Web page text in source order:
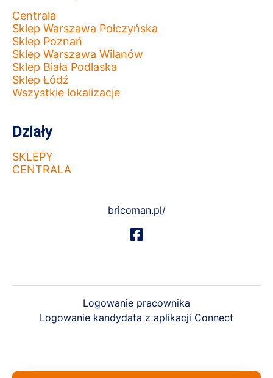
Centrala
Sklep Warszawa Połczyńska
Sklep Poznań
Sklep Warszawa Wilanów
Sklep Biała Podlaska
Sklep Łódź
Wszystkie lokalizacje
Działy
SKLEPY
CENTRALA
bricoman.pl/
Logowanie pracownika
Logowanie kandydata z aplikacji Connect